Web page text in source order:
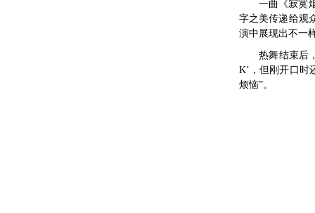
一曲《寂寞
字之美传递给观
演中展现出不一
热舞结束后
K’，但刚开口时
烦恼”。